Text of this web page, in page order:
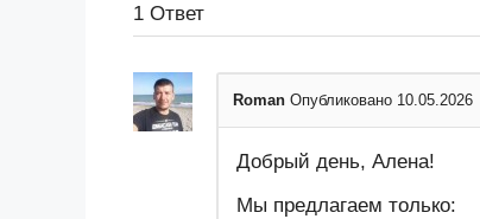
1 Ответ
Roman Опубликовано 10.05.2026
Добрый день, Алена!
Мы предлагаем только: